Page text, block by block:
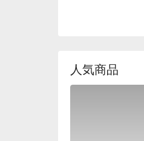
住宿場所內的客
人気商品